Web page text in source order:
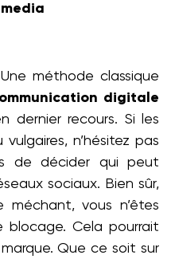
méthode classique
digitale
dernier recours. Si les
n’hésitez pas
de décider qui peut
sociaux. Bien sûr,
méchant, vous n’êtes
blocage. Cela pourrait
Que ce soit sur